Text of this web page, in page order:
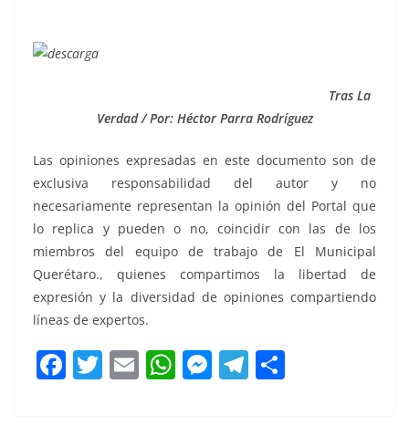
Tras La
Verdad / Por: Héctor Parra Rodríguez
Las opiniones expresadas en este documento son de
exclusiva responsabilidad del autor y no
necesariamente representan la opinión del Portal que
lo replica y pueden o no, coincidir con las de los
miembros del equipo de trabajo de El Municipal
Querétaro., quienes compartimos la libertad de
expresión y la diversidad de opiniones compartiendo
líneas de expertos.
F
a
T
w
E
m
W
h
M
e
T
el